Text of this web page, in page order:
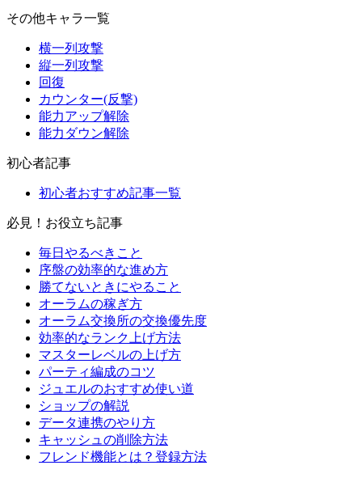
その他キャラ一覧
横一列攻撃
縦一列攻撃
回復
カウンター(反撃)
能力アップ解除
能力ダウン解除
初心者記事
初心者おすすめ記事一覧
必見！お役立ち記事
毎日やるべきこと
序盤の効率的な進め方
勝てないときにやること
オーラムの稼ぎ方
オーラム交換所の交換優先度
効率的なランク上げ方法
マスターレベルの上げ方
パーティ編成のコツ
ジュエルのおすすめ使い道
ショップの解説
データ連携のやり方
キャッシュの削除方法
フレンド機能とは？登録方法